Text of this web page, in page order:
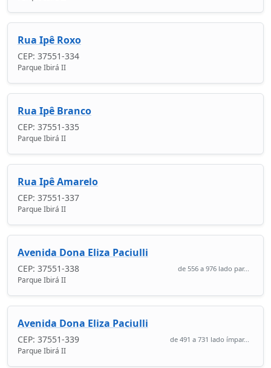
Rua Ipê Roxo
CEP: 37551-334
Parque Ibirá II
Rua Ipê Branco
CEP: 37551-335
Parque Ibirá II
Rua Ipê Amarelo
CEP: 37551-337
Parque Ibirá II
Avenida Dona Eliza Paciulli
CEP: 37551-338 de 556 a 976 lado par...
Parque Ibirá II
Avenida Dona Eliza Paciulli
CEP: 37551-339 de 491 a 731 lado ímpar...
Parque Ibirá II